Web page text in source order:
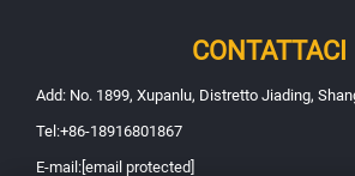
CONTATTACI
Add: No. 1899, Xupanlu, Distretto Jiading,
Tel:+86-18916801867
E-mail:[email protected]